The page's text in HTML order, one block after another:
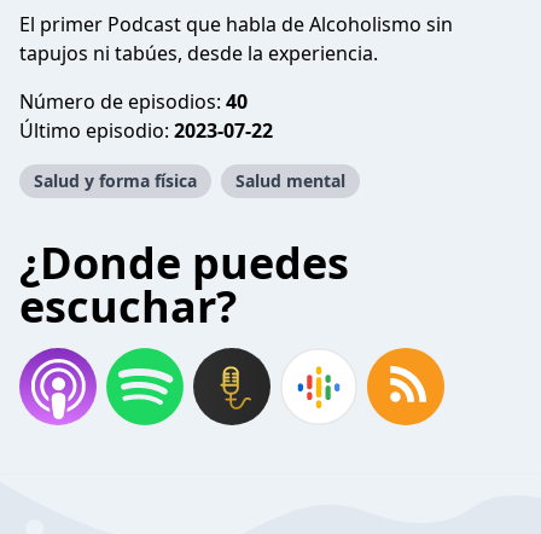
El primer Podcast que habla de Alcoholismo sin
tapujos ni tabúes, desde la experiencia.
Número de episodios: 40
Último episodio: 2023-07-22
Salud y forma física Salud mental
¿Donde puedes
escuchar?